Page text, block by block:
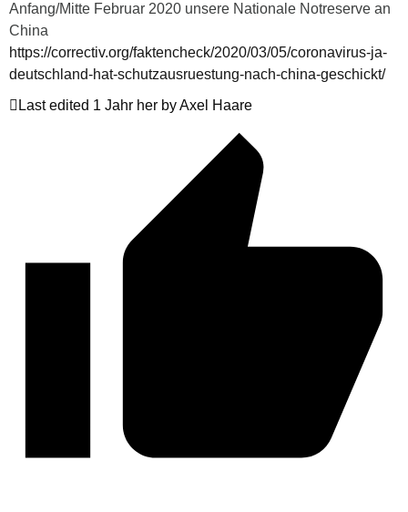
Anfang/Mitte Februar 2020 unsere Nationale Notreserve an
China
https://correctiv.org/faktencheck/2020/03/05/coronavirus-ja-
deutschland-hat-schutzausruestung-nach-china-geschickt/
Last edited 1 Jahr her by Axel Haare